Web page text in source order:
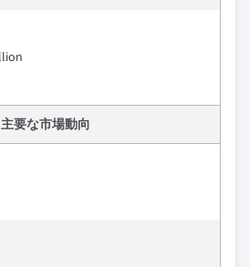
主要な市場動向